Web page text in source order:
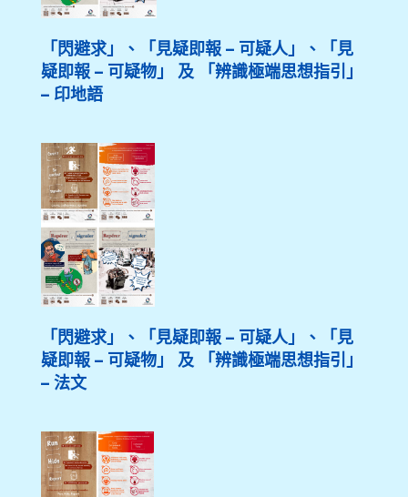
「閃避求」、「見疑即報 – 可疑人」、「見
疑即報 – 可疑物」 及 「辨識極端思想指引」
– 印地語
「閃避求」、「見疑即報 – 可疑人」、「見
疑即報 – 可疑物」 及 「辨識極端思想指引」
– 法文